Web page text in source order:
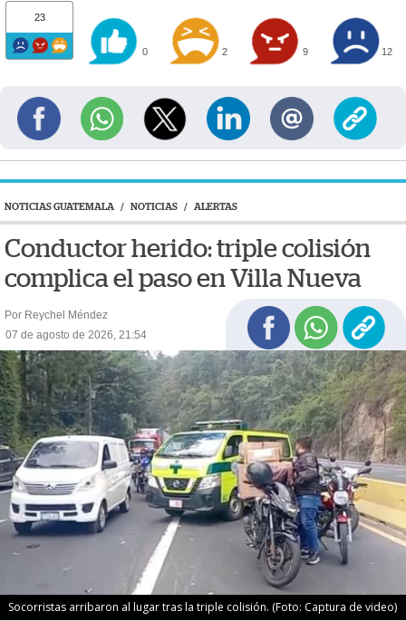
23
0 2 9 12
NOTICIAS GUATEMALA / NOTICIAS / ALERTAS
Conductor herido: triple colisión
complica el paso en Villa Nueva
Por Reychel Méndez
07 de agosto de 2026, 21:54
Socorristas arribaron al lugar tras la triple colisión. (Foto: Captura de video)